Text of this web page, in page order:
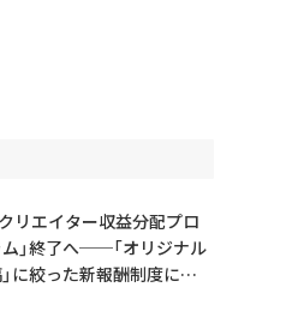
クリエイター収益分配プロ
」終了へ──「オリジナル
に絞った新報酬制度に移